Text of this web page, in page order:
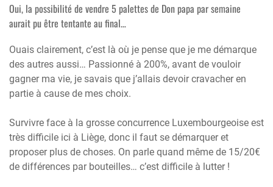
Oui, la possibilité de vendre 5 palettes de Don papa par semaine
aurait pu être tentante au final…
Ouais clairement, c’est là où je pense que je me démarque
des autres aussi… Passionné à 200%, avant de vouloir
gagner ma vie, je savais que j’allais devoir cravacher en
partie à cause de mes choix.
Survivre face à la grosse concurrence Luxembourgeoise est
très difficile ici à Liège, donc il faut se démarquer et
proposer plus de choses. On parle quand même de 15/20€
de différences par bouteilles… c’est difficile à lutter !